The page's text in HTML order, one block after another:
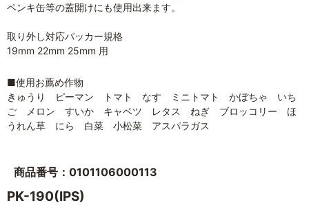
ペンキ缶等の蓋開けにも使用出来ます。
取り外し対応パッカー規格
19mm 22mm 25mm 用
■使用お薦め作物
きゅうり ピーマン トマト なす ミニトマト かぼちゃ いち
ご メロン すいか キャベツ レタス ねぎ ブロッコリー ほ
うれん草 にら 白菜 小松菜 アスパラガス
商品番号：0101106000113
PK-190(IPS)